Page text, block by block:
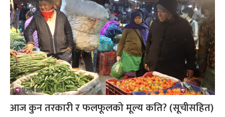
आज कुन तरकारी र फलफूलको मूल्य कति? (सूचीसहित)